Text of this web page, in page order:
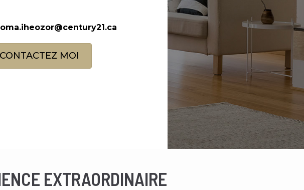
CONTACTEZ MOI
EXTRAORDINAIRE